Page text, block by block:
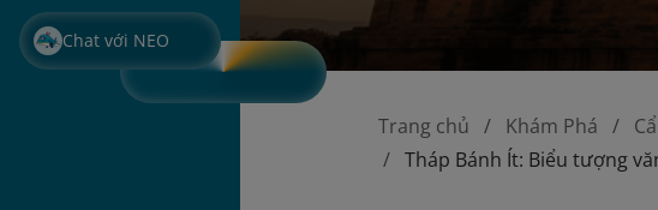
Chat với NEO
Trang chủ Khám Phá
Tháp Bánh Ít: Biểu tượng